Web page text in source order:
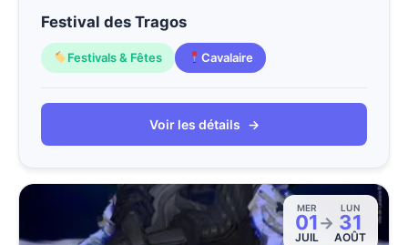
Festival des Tragos
Festivals & Fêtes Cavalaire
Voir les détails →
MER
01
JUIL
→
LUN
31
AOÛT